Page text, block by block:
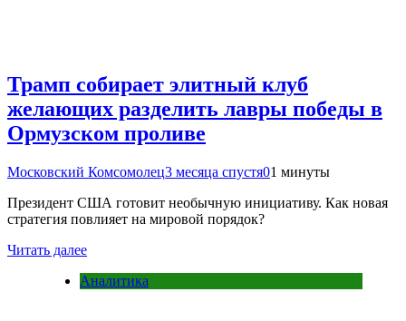
Трамп собирает элитный клуб
желающих разделить лавры победы в
Ормузском проливе
Московский Комсомолец3 месяца спустя01 минуты
Президент США готовит необычную инициативу. Как новая
стратегия повлияет на мировой порядок?
Читать далее
Аналитика